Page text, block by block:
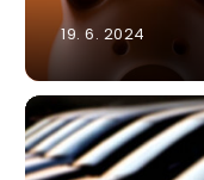
19. 6. 2024